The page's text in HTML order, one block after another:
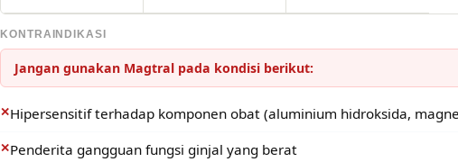
KONTRAINDIKASI
Jangan gunakan Magtral pada kondisi berikut:
✕Hipersensitif terhadap komponen obat (aluminium hidroksida,
✕Penderita gangguan fungsi ginjal yang berat